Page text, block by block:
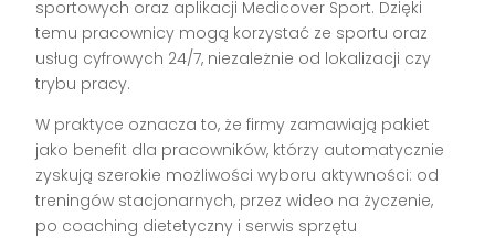
sportowych oraz aplikacji Medicover Sport. Dzięki
temu pracownicy mogą korzystać ze sportu oraz
usług cyfrowych 24/7, niezależnie od lokalizacji czy
trybu pracy.
W praktyce oznacza to, że firmy zamawiają pakiet
jako benefit dla pracowników, którzy automatycznie
zyskują szerokie możliwości wyboru aktywności: od
treningów stacjonarnych, przez wideo na życzenie,
po coaching dietetyczny i serwis sprzętu